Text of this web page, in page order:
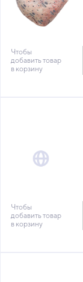
Чтобы
добавить товар
в корзину
Чтобы
добавить товар
в корзину